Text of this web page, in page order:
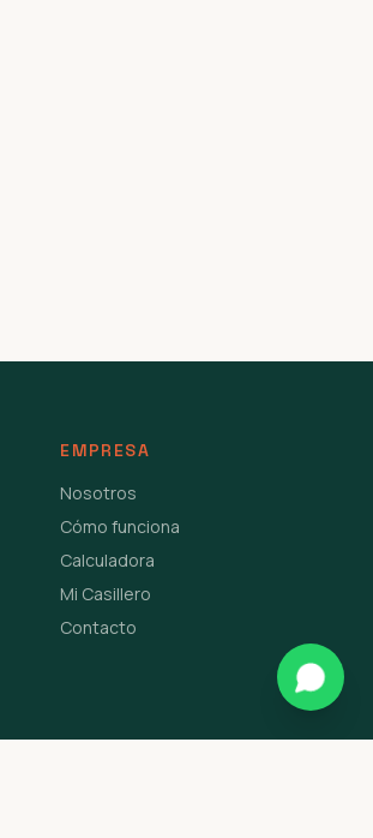
EMPRESA
Nosotros
Cómo funciona
Calculadora
Mi Casillero
Contacto